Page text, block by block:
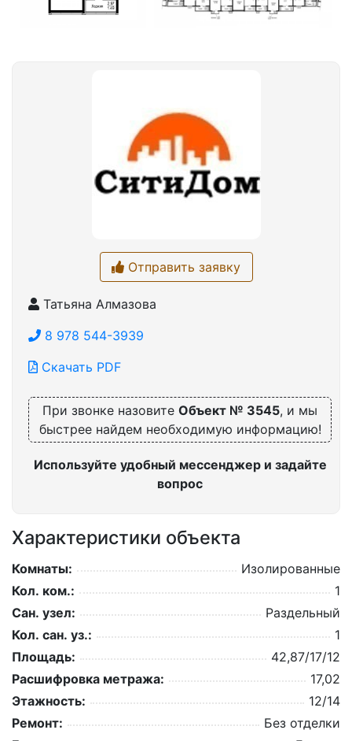
Отправить заявку
Татьяна Алмазова
8 978 544-3939
Скачать PDF
При звонке назовите Объект № 3545, и мы
быстрее найдем необходимую информацию!
Используйте удобный мессенджер и задайте
вопрос
Характеристики объекта
Комнаты:
Изолированные
Кол. ком.:
1
Сан. узел:
Раздельный
Кол. сан. уз.:
1
Площадь:
42,87/17/12
Расшифровка метража:
17,02
Этажность:
12/14
Ремонт:
Без отделки